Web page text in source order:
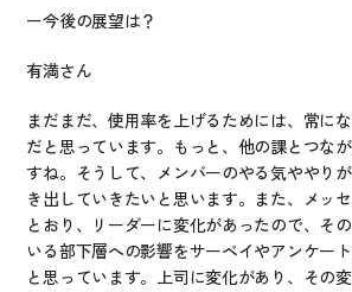
ー今後の展望は？
有満さん
まだまだ、使用率を上げるためには、常に
だと思っています。もっと、他の課とつな
すね。そうして、メンバーのやる気ややり
き出していきたいと思います。また、メッ
とおり、リーダーに変化があったので、そ
いる部下層への影響をサーベイやアンケー
と思っています。上司に変化があり、その